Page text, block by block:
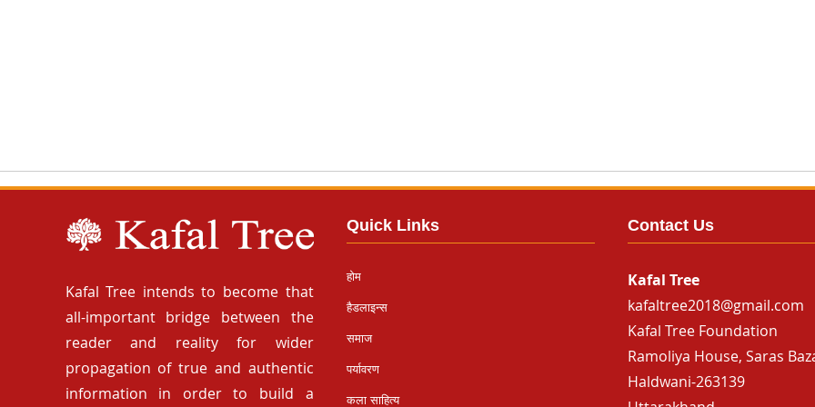
Kafal Tree intends to become that
all-important bridge between the
reader and reality for wider
propagation of true and authentic
information in order to build a
Quick Links
होम
हैडलाइन्स
समाज
पर्यावरण
कला साहित्य
Contact Us
Kafal Tree
kafaltree2018@gmail.com
Kafal Tree Foundation
Ramoliya House, Saras
Haldwani-263139